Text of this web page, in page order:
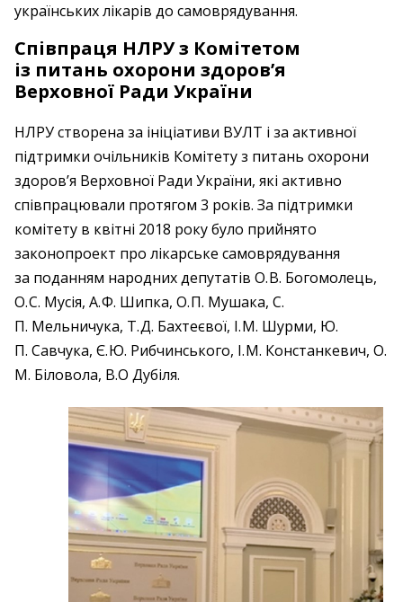
українських лікарів до самоврядування.
Співпраця НЛРУ з Комітетом
із питань охорони здоров’я
Верховної Ради України
НЛРУ створена за ініціативи ВУЛТ і за активної
підтримки очільників Комітету з питань охорони
здоров’я Верховної Ради України, які активно
співпрацювали протягом 3 років. За підтримки
комітету в квітні 2018 року було прийнято
законопроект про лікарське самоврядування
за поданням народних депутатів О. В. Богомолець,
О. С. Мусія, А. Ф. Шипка, О. П. Мушака, С.
П. Мельничука, Т. Д. Бахтеєвої, І. М. Шурми, Ю.
П. Савчука, Є. Ю. Рибчинського, І. М. Констанкевич, О.
М. Біловола, В.О Дубіля.